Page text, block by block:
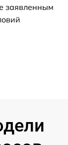
заявленным